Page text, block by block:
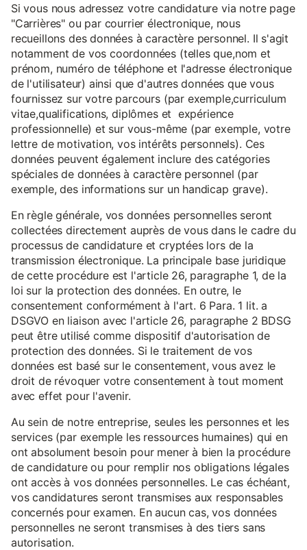
Si vous nous adressez votre candidature via notre page
"Carrières" ou par courrier électronique, nous
recueillons des données à caractère personnel. Il s'agit
notamment de vos coordonnées (telles que,nom et
prénom, numéro de téléphone et l'adresse électronique
de l'utilisateur) ainsi que d'autres données que vous
fournissez sur votre parcours (par exemple,curriculum
vitae,qualifications, diplômes et expérience
professionnelle) et sur vous-même (par exemple, votre
lettre de motivation, vos intérêts personnels). Ces
données peuvent également inclure des catégories
spéciales de données à caractère personnel (par
exemple, des informations sur un handicap grave).
En règle générale, vos données personnelles seront
collectées directement auprès de vous dans le cadre du
processus de candidature et cryptées lors de la
transmission électronique. La principale base juridique
de cette procédure est l'article 26, paragraphe 1, de la
loi sur la protection des données. En outre, le
consentement conformément à l'art. 6 Para. 1 lit. a
DSGVO en liaison avec l'article 26, paragraphe 2 BDSG
peut être utilisé comme dispositif d'autorisation de
protection des données. Si le traitement de vos
données est basé sur le consentement, vous avez le
droit de révoquer votre consentement à tout moment
avec effet pour l'avenir.
Au sein de notre entreprise, seules les personnes et les
services (par exemple les ressources humaines) qui en
ont absolument besoin pour mener à bien la procédure
de candidature ou pour remplir nos obligations légales
ont accès à vos données personnelles. Le cas échéant,
vos candidatures seront transmises aux responsables
concernés pour examen. En aucun cas, vos données
personnelles ne seront transmises à des tiers sans
autorisation.